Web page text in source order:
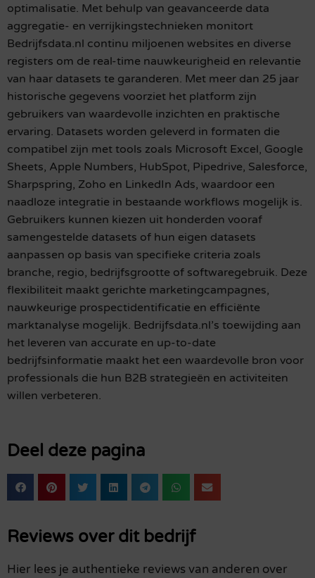
optimalisatie. Met behulp van geavanceerde data
aggregatie- en verrijkingstechnieken monitort
Bedrijfsdata.nl continu miljoenen websites en diverse
registers om de real-time nauwkeurigheid en relevantie
van haar datasets te garanderen. Met meer dan 25 jaar
historische gegevens voorziet het platform zijn
gebruikers van waardevolle inzichten en praktische
ervaring. Datasets worden geleverd in formaten die
compatibel zijn met tools zoals Microsoft Excel, Google
Sheets, Apple Numbers, HubSpot, Pipedrive, Salesforce,
Sharpspring, Zoho en LinkedIn Ads, waardoor een
naadloze integratie in bestaande workflows mogelijk is.
Gebruikers kunnen kiezen uit honderden vooraf
samengestelde datasets of hun eigen datasets
aanpassen op basis van specifieke criteria zoals
branche, regio, bedrijfsgrootte of softwaregebruik. Deze
flexibiliteit maakt gerichte marketingcampagnes,
nauwkeurige prospectidentificatie en efficiënte
marktanalyse mogelijk. Bedrijfsdata.nl’s toewijding aan
het leveren van accurate en up-to-date
bedrijfsinformatie maakt het een waardevolle bron voor
professionals die hun B2B strategieën en activiteiten
willen verbeteren.
Deel deze pagina
Reviews over dit bedrijf
Hier lees je authentieke reviews van anderen over